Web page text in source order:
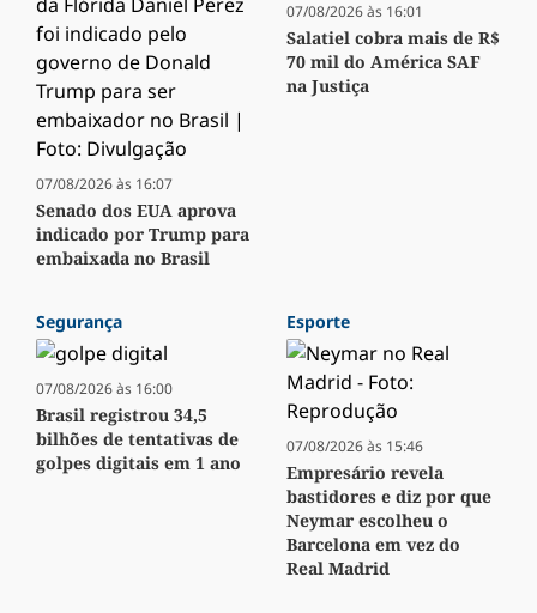
07/08/2026 às 16:07
Senado dos EUA aprova
indicado por Trump para
embaixada no Brasil
07/08/2026 às 16:01
Salatiel cobra mais de R$
70 mil do América SAF
na Justiça
Segurança
07/08/2026 às 16:00
Brasil registrou 34,5
bilhões de tentativas de
golpes digitais em 1 ano
Esporte
07/08/2026 às 15:46
Empresário revela
bastidores e diz por que
Neymar escolheu o
Barcelona em vez do
Real Madrid